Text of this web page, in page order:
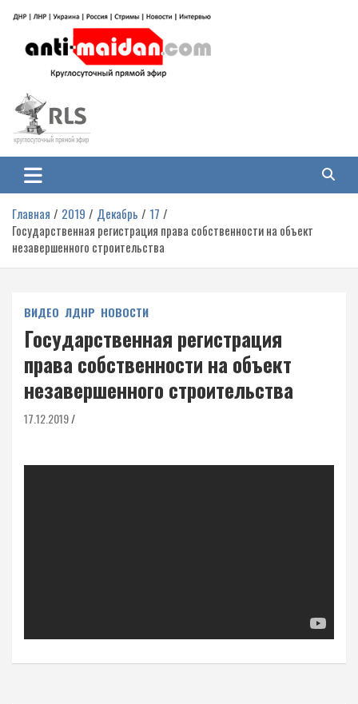
содержимому
Антимайдан: Гражданская война
на Украине
гражданской войне на Украине, включая события в Новороссии, ДНР,
ЛНР и других регионах.
Главная 2019 Декабрь
17
Государственная регистрация права собственности на объект
незавершенного строительства
ВИДЕО ЛДНР НОВОСТИ
Государственная регистрация
права собственности на объект
незавершенного строительства
17.12.2019